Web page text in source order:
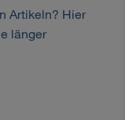
Artikeln? Hier
länger